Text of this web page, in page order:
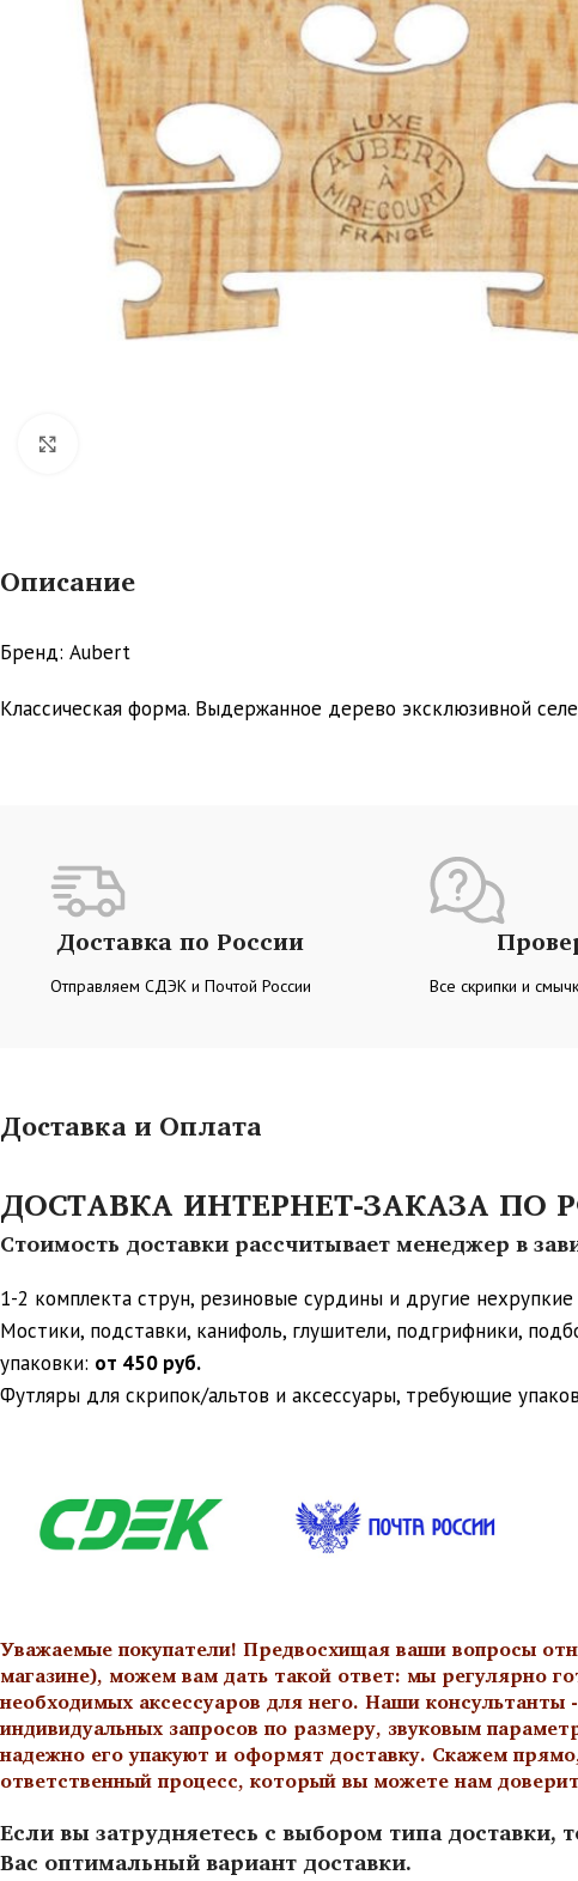
Описание
Бренд: Aubert
Классическая форма. Выдержанное дерево эксклюзивной
Доставка по России
Отправляем СДЭК и Почтой России Все скрипки и
Доставка и Оплата
ДОСТАВКА ИНТЕРНЕТ-ЗАКАЗА ПО
Стоимость доставки рассчитывает менеджер в
1-2 комплекта струн, резиновые сурдины и другие
Мостики, подставки, канифоль, глушители, подгрифники,
упаковки: от 450 руб.
Футляры для скрипок/альтов и аксессуары, требующие
Уважаемые покупатели! Предвосхищая ваши вопросы
магазине), можем вам дать такой ответ: мы регулярно
необходимых аксессуаров для него. Наши
индивидуальных запросов по размеру, звуковым
надежно его упакуют и оформят доставку. Скажем
ответственный процесс, который вы можете нам
Если вы затрудняетесь с выбором типа
Вас оптимальный вариант доставки.